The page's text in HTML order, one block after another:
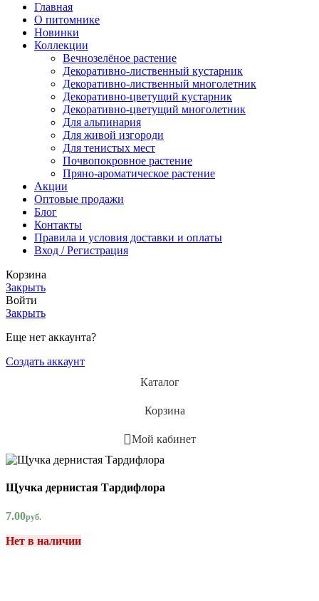
Главная
О питомнике
Новинки
Коллекции
Вечнозелёное растение
Декоративно-лиственный кустарник
Декоративно-лиственный многолетник
Декоративно-цветущий кустарник
Декоративно-цветущий многолетник
Для альпинария
Для живой изгороди
Для тенистых мест
Почвопокровное растение
Пряно-ароматическое растение
Акции
Оптовые продажи
Блог
Контакты
Правила и условия доставки и оплаты
Вход / Регистрация
Корзина
Закрыть
Войти
Закрыть
Еще нет аккаунта?
Создать аккаунт
Каталог
Корзина
Мой кабинет
Щучка дернистая Тардифлора
7.00руб.
Нет в наличии